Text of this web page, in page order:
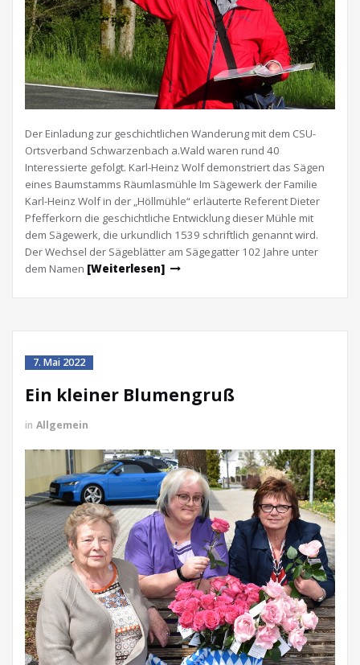
Der Einladung zur geschichtlichen Wanderung mit dem CSU-
Ortsverband Schwarzenbach a.Wald waren rund 40
Interessierte gefolgt. Karl-Heinz Wolf demonstriert das Sägen
eines Baumstamms Räumlasmühle Im Sägewerk der Familie
Karl-Heinz Wolf in der „Höllmühle“ erläuterte Referent Dieter
Pfefferkorn die geschichtliche Entwicklung dieser Mühle mit
dem Sägewerk, die urkundlich 1539 schriftlich genannt wird.
Der Wechsel der Sägeblätter am Sägegatter 102 Jahre unter
dem Namen [Weiterlesen]
7. Mai 2022
Ein kleiner Blumengruß
in Allgemein